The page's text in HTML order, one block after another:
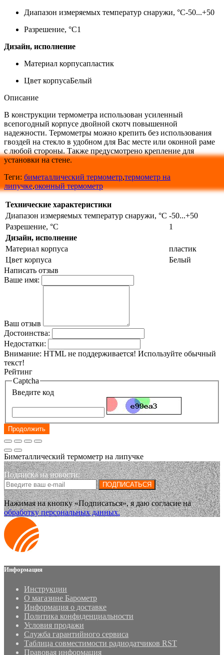
Диапазон измеряемых температур снаружи, °С-50...+50
Разрешение, °С1
Дизайн, исполнение
Материал корпусапластик
Цвет корпусаБелый
Описание
В конструкции термометра использован усиленный
всепогодный корпусе двойной скотч повышенной
надежности. Термометры можно крепить без использования
гвоздей на стекло в удобном для Вас месте или оконной раме
с любой стороны. Также предусмотрено крепление для
установки на стене.
Теги: биметаллический термометр,термометр на
липучке,оконный термометр
Технические характеристики
Диапазон измеряемых температур снаружи, °С -50...+50
Разрешение, °С
1
Дизайн, исполнение
Материал корпуса
пластик
Цвет корпуса
Белый
Написать отзыв
Ваше имя:
Ваш отзыв
Достоинства:
Недостатки:
Внимание: HTML не поддерживается! Используйте обычный
текст!
Рейтинг
Captcha
Введите код
Продолжить
Биметаллический термометр на липучке
Подписка на новости:
ПОДПИСАТЬСЯ
Нажимая на кнопку «Подписаться», я даю cогласие на
обработку персональных данных.
Информация
Инструкции
О магазине Барометр
Информация о доставке
Политика конфиденциальности
Условия продажи
Служба гарантийного сервиса
Таблица совместимости радиодатчиков RST
Правовая информация